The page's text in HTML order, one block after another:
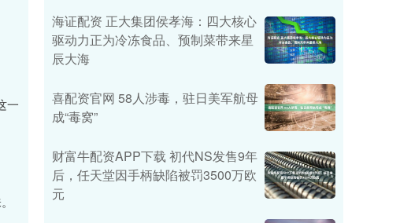
一
海证配资 正大集团侯孝海：四大核心
驱动力正为冷冻食品、预制菜带来星
辰大海
喜配资官网 58人涉毒，驻日美军航母
成“毒窝”
财富牛配资APP下载 初代NS发售9年
后，任天堂因手柄缺陷被罚3500万欧
元